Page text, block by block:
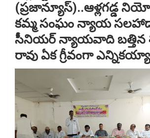
(ప్రజాన్యూస్)..ఆళ్లగడ్డ
కమ్మ సంఘం న్యాయ
సీనియర్ న్యాయవాది బత్తిన
రావు ఏక గ్రీవంగా